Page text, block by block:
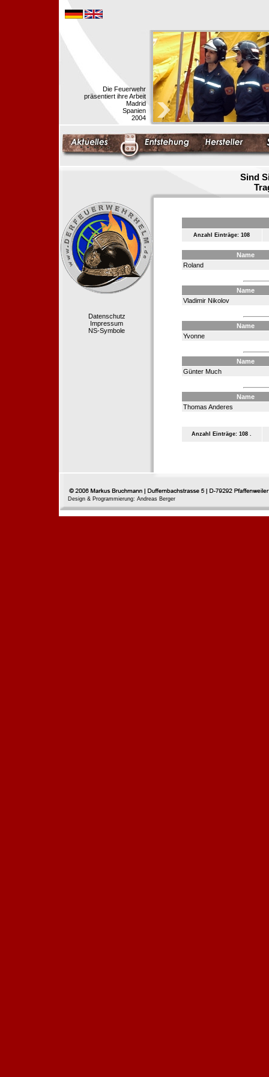
Die Feuerwehr
präsentiert ihre Arbeit
Madrid
Spanien
2004
Sind
Datenschutz
Impressum
NS-Symbole
Anzahl Einträge: 108
Name
Roland
Name
Vladimir Nikolov
Name
Yvonne
Name
Günter Much
Name
Thomas Anderes
Anzahl Einträge: 108 .
Design & Programmierung: Andreas Berger